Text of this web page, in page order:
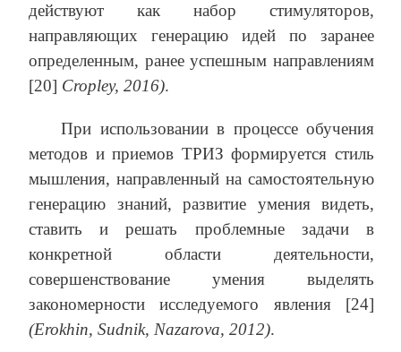
действуют как набор стимуляторов,
направляющих генерацию идей по заранее
определенным, ранее успешным направлениям
[20] Cropley, 2016).
При использовании в процессе обучения
методов и приемов ТРИЗ формируется стиль
мышления, направленный на самостоятельную
генерацию знаний, развитие умения видеть,
ставить и решать проблемные задачи в
конкретной области деятельности,
совершенствование умения выделять
закономерности исследуемого явления [24]
(Erokhin, Sudnik, Nazarova, 2012).